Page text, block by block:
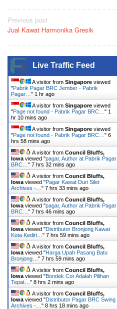
Post
navigation
Previous post
Jual Kawat Harmonika Gresik
Live Traffic Feed
A visitor from Singapore viewed
"Pabrik Pagar BRC Jember - Pabrik
Pagar… " 1 hr ago
A visitor from Singapore viewed
"Page not found - Pabrik Pagar BRC… " 1
hr 10 mins ago
A visitor from Singapore viewed
"Page not found - Pabrik Pagar BRC… " 6
hrs 58 mins ago
A visitor from Council Bluffs,
Iowa viewed "pagar, Author at Pabrik Pagar
BRC… " 7 hrs 32 mins ago
A visitor from Council Bluffs,
Iowa viewed "Pagar Kawat Duri Silet
Archives -… " 7 hrs 33 mins ago
A visitor from Council Bluffs,
Iowa viewed "pagar, Author at Pabrik Pagar
BRC… " 7 hrs 46 mins ago
A visitor from Council Bluffs,
Iowa viewed "Distributor Bronjong Kawat
Kota Kediri… " 7 hrs 59 mins ago
A visitor from Council Bluffs,
Iowa viewed "Harga Upah Pasang Batu
Bronjong… " 7 hrs 59 mins ago
A visitor from Council Bluffs,
Iowa viewed "Bondek Cor Adalah Pilihan
Tepat… " 8 hrs 2 mins ago
A visitor from Council Bluffs,
Iowa viewed "Distributor Pagar BRC Swing
Archives -… " 8 hrs 18 mins ago